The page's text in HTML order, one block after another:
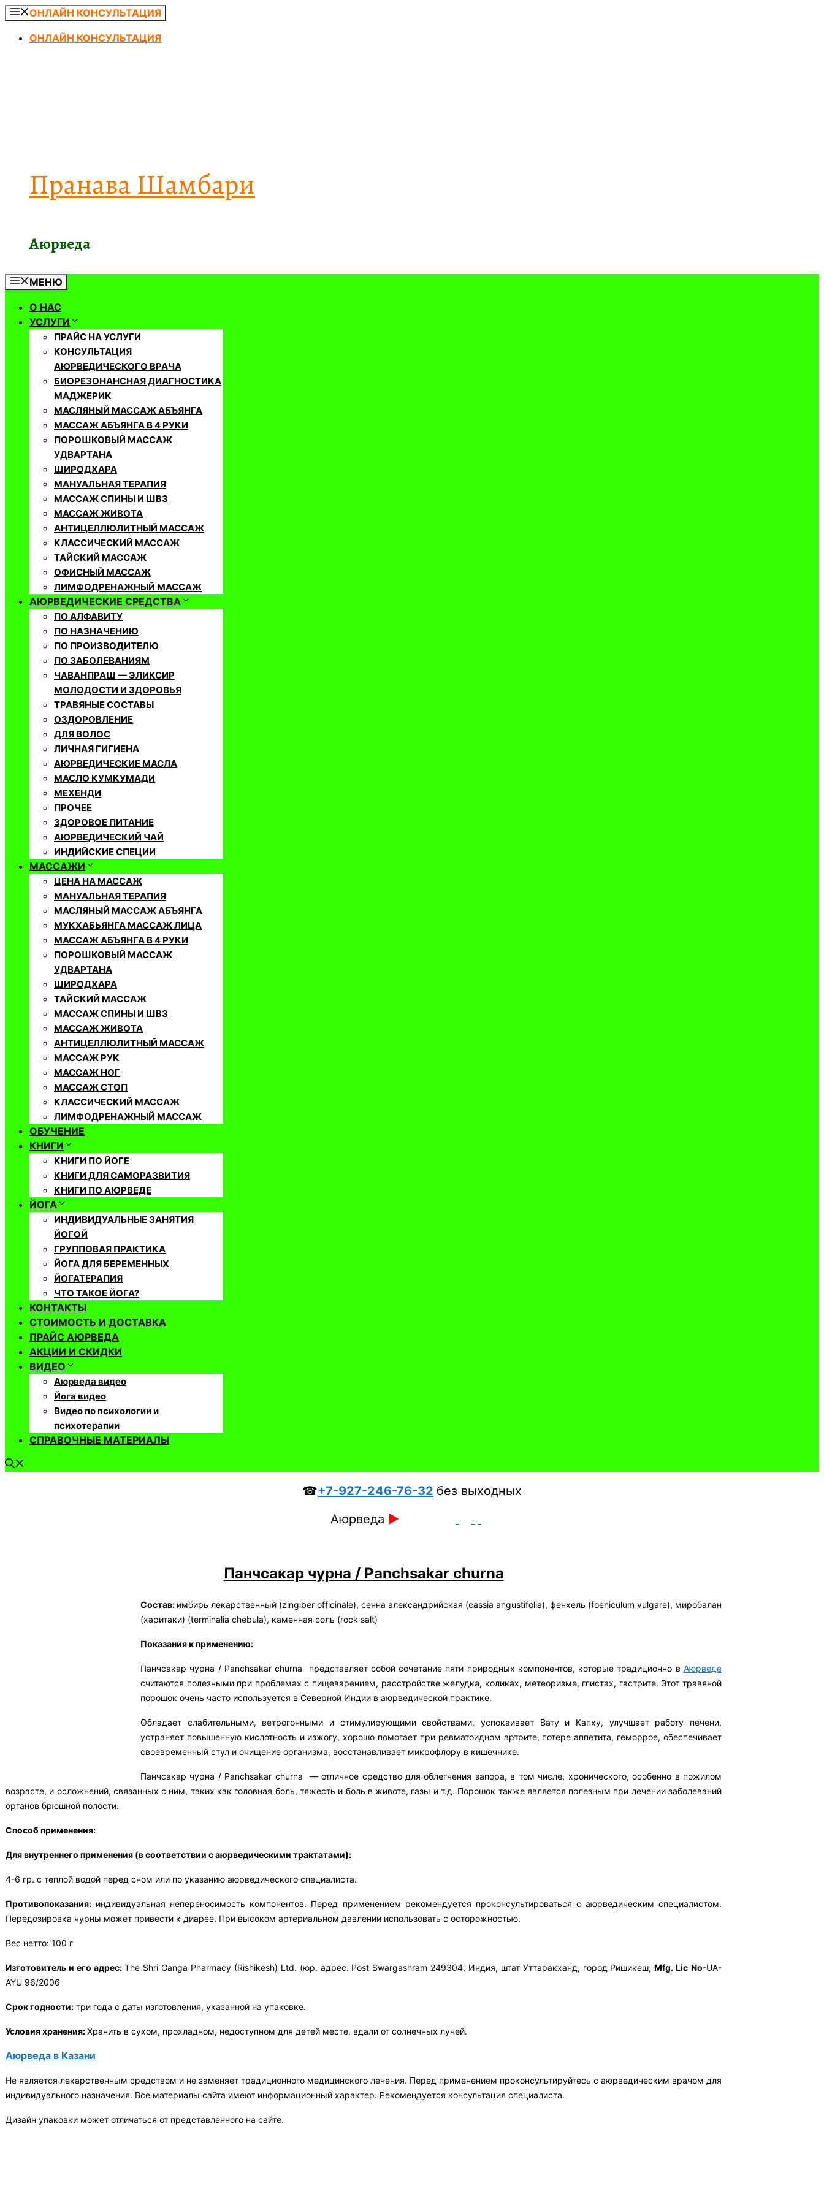
Перейти
содержимому
ОНЛАЙН КОНСУЛЬТАЦИЯ
ОНЛАЙН КОНСУЛЬТАЦИЯ
Пранава Шамбари
Аюрведа
МЕНЮ
О НАС
УСЛУГИ
ПРАЙС НА УСЛУГИ
КОНСУЛЬТАЦИЯ
АЮРВЕДИЧЕСКОГО ВРАЧА
БИОРЕЗОНАНСНАЯ ДИАГНОСТИКА
МАДЖЕРИК
МАСЛЯНЫЙ МАССАЖ АБЪЯНГА
МАССАЖ АБЪЯНГА В 4 РУКИ
ПОРОШКОВЫЙ МАССАЖ
УДВАРТАНА
ШИРОДХАРА
МАНУАЛЬНАЯ ТЕРАПИЯ
МАССАЖ СПИНЫ И ШВЗ
МАССАЖ ЖИВОТА
АНТИЦЕЛЛЮЛИТНЫЙ МАССАЖ
КЛАССИЧЕСКИЙ МАССАЖ
ТАЙСКИЙ МАССАЖ
ОФИСНЫЙ МАССАЖ
ЛИМФОДРЕНАЖНЫЙ МАССАЖ
АЮРВЕДИЧЕСКИЕ СРЕДСТВА
ПО АЛФАВИТУ
ПО НАЗНАЧЕНИЮ
ПО ПРОИЗВОДИТЕЛЮ
ПО ЗАБОЛЕВАНИЯМ
ЧАВАНПРАШ — ЭЛИКСИР
МОЛОДОСТИ И ЗДОРОВЬЯ
ТРАВЯНЫЕ СОСТАВЫ
ОЗДОРОВЛЕНИЕ
ДЛЯ ВОЛОС
ЛИЧНАЯ ГИГИЕНА
АЮРВЕДИЧЕСКИЕ МАСЛА
МАСЛО КУМКУМАДИ
МЕХЕНДИ
ПРОЧЕЕ
ЗДОРОВОЕ ПИТАНИЕ
АЮРВЕДИЧЕСКИЙ ЧАЙ
ИНДИЙСКИЕ СПЕЦИИ
МАССАЖИ
ЦЕНА НА МАССАЖ
МАНУАЛЬНАЯ ТЕРАПИЯ
МАСЛЯНЫЙ МАССАЖ АБЪЯНГА
МУКХАБЬЯНГА МАССАЖ ЛИЦА
МАССАЖ АБЪЯНГА В 4 РУКИ
ПОРОШКОВЫЙ МАССАЖ
УДВАРТАНА
ШИРОДХАРА
ТАЙСКИЙ МАССАЖ
МАССАЖ СПИНЫ И ШВЗ
МАССАЖ ЖИВОТА
АНТИЦЕЛЛЮЛИТНЫЙ МАССАЖ
МАССАЖ РУК
МАССАЖ НОГ
МАССАЖ СТОП
КЛАССИЧЕСКИЙ МАССАЖ
ЛИМФОДРЕНАЖНЫЙ МАССАЖ
ОБУЧЕНИЕ
КНИГИ
КНИГИ ПО ЙОГЕ
КНИГИ ДЛЯ САМОРАЗВИТИЯ
КНИГИ ПО АЮРВЕДЕ
ЙОГА
ИНДИВИДУАЛЬНЫЕ ЗАНЯТИЯ
ЙОГОЙ
ГРУППОВАЯ ПРАКТИКА
ЙОГА ДЛЯ БЕРЕМЕННЫХ
ЙОГАТЕРАПИЯ
ЧТО ТАКОЕ ЙОГА?
КОНТАКТЫ
СТОИМОСТЬ И ДОСТАВКА
ПРАЙС АЮРВЕДА
АКЦИИ И СКИДКИ
ВИДЕО
Аюрведа видео
Йога видео
Видео по психологии и
психотерапии
СПРАВОЧНЫЕ МАТЕРИАЛЫ
☎+7-927-246-76-32 без выходных
Аюрведа ►
Панчсакар чурна / Panchsakar churna
​Состав: имбирь лекарственный (zingiber officinale), сенна александрийская (cassia angustifolia), фенхель (foeniculum vulgare), миробалан
(харитаки) (terminalia chebula), каменная соль (rock salt)
Показания к применению:
Панчсакар чурна / Panchsakar churna представляет собой сочетание пяти природных компонентов, которые традиционно в Аюрведе
считаются полезными при проблемах с пищеварением, расстройстве желудка, коликах, метеоризме, глистах, гастрите. Этот травяной
порошок очень часто используется в Северной Индии в аюрведической практике.
Обладает слабительными, ветрогонными и стимулирующими свойствами, успокаивает Вату и Капху, улучшает работу печени,
устраняет повышенную кислотность и изжогу, хорошо помогает при ревматоидном артрите, потере аппетита, геморрое, обеспечивает
своевременный стул и очищение организма, восстанавливает микрофлору в кишечнике.
Панчсакар чурна / Panchsakar churna — отличное средство для облегчения запора, в том числе, хронического, особенно в пожилом
возрасте, и осложнений, связанных с ним, таких как головная боль, тяжесть и боль в животе, газы и т.д. Порошок также является полезным при лечении заболеваний
органов брюшной полости.
Способ применения:
Для внутреннего применения (в соответствии с аюрведическими трактатами):
4-6 гр. с теплой водой перед сном или по указанию аюрведического специалиста.
Противопоказания: индивидуальная непереносимость компонентов. Перед применением рекомендуется проконсультироваться с аюрведическим специалистом.
Передозировка чурны может привести к диарее. При высоком артериальном давлении использовать с осторожностью.
Вес нетто: 100 г
Изготовитель и его адрес:The Shri Ganga Pharmacy (Rishikesh) Ltd. (юр. адрес: Post Swargashram 249304, Индия, штат Уттаракханд, город Ришикеш;Mfg.Lic No-UA-
AYU 96/2006
Срок годности: три года с даты изготовления, указанной на упаковке.
Условия хранения:Хранить в сухом, прохладном, недоступном для детей месте, вдали от солнечных лучей.
Аюрведа в Казани
Не является лекарственным средством и не заменяет традиционного медицинского лечения. Перед применением проконсультируйтесь с аюрведическим врачом для
индивидуального назначения. Все материалы сайта имеют информационный характер. Рекомендуется консультация специалиста.
Дизайн упаковки может отличаться от представленного на сайте.